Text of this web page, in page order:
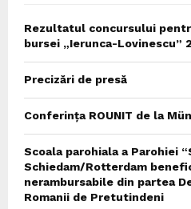
Rezultatul concursului
bursei „Ierunca-Lovinescu”
Precizări de presă
Conferința ROUNIT de la
Scoala parohiala a Parohiei
Schiedam/Rotterdam
nerambursabile din partea
Romanii de Pretutindeni